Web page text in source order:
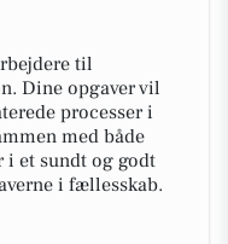
til
Dine opgaver vil
processer i
med både
et sundt og godt
i fællesskab.